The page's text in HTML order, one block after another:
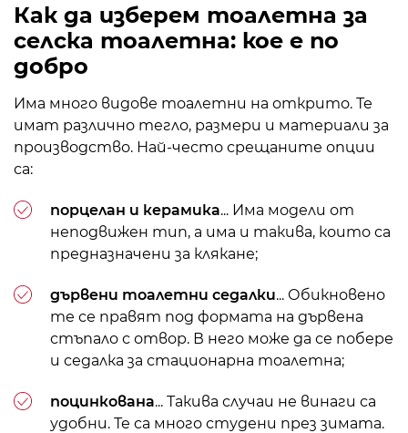
Как да изберем тоалетна за
селска тоалетна: кое е по
добро
Има много видове тоалетни на открито. Те
имат различно тегло, размери и материали за
производство. Най-често срещаните опции
са:
порцелан и керамика... Има модели от
неподвижен тип, а има и такива, които са
предназначени за клякане;
дървени тоалетни седалки... Обикновено
те се правят под формата на дървена
стъпало с отвор. В него може да се побере
и седалка за стационарна тоалетна;
поцинкована... Такива случаи не винаги са
удобни. Те са много студени през зимата.